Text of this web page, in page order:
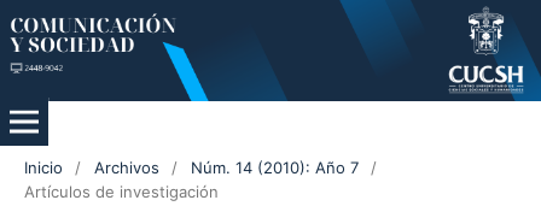
Inicio / Archivos / Núm. 14 (2010): Año 7
/
Artículos de investigación